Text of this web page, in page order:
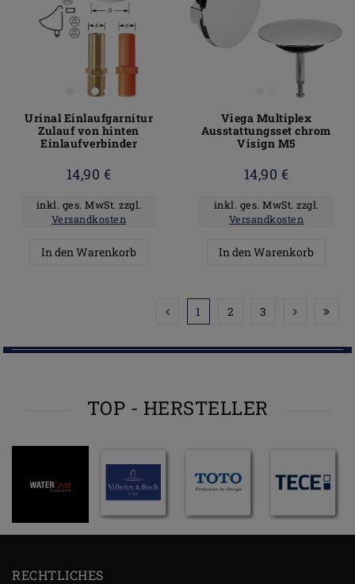
Urinal Einlaufgarnitur
Zulauf von hinten
Einlaufverbinder
14,90 €
inkl. ges. MwSt. zzgl.
Versandkosten
In den Warenkorb
Viega Multiplex
Ausstattungsset chrom
Visign M5
14,90 €
inkl. ges. MwSt. zzgl.
Versandkosten
In den Warenkorb
1 2 3
TOP - HERSTELLER
RECHTLICHES